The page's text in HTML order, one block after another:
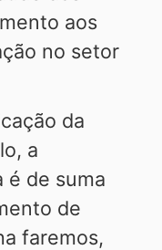
aos
no setor
da
a
é de suma
de
faremos,